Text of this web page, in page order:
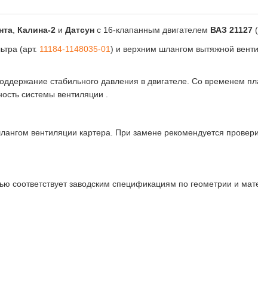
, Калина-2 и Датсун с 16-клапанным двигателем ВАЗ 21127
(арт. 11184-1148035-01) и верхним шлангом вытяжной
стабильного давления в двигателе. Со временем
системы вентиляции .
вентиляции картера. При замене рекомендуется
заводским спецификациям по геометрии и